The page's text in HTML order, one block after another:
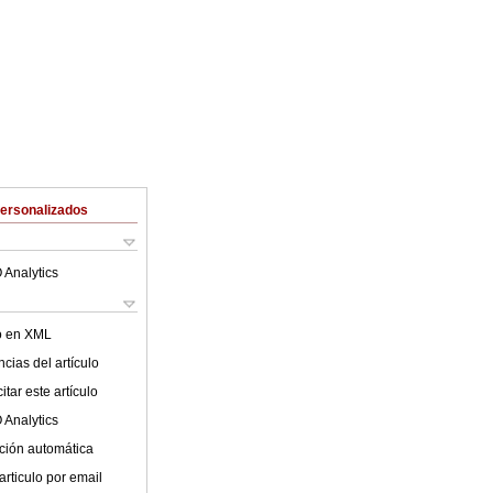
Analytics
en XML
del artículo
este artículo
Analytics
automática
por email